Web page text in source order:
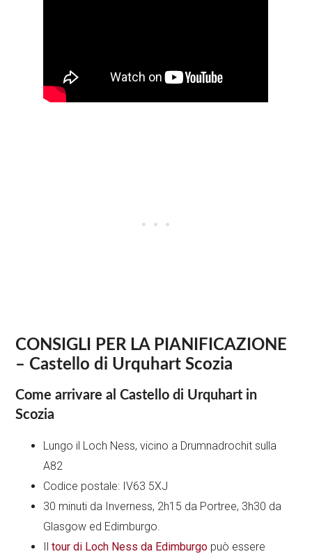
CONSIGLI PER LA PIANIFICAZIONE
– Castello di Urquhart Scozia
Come arrivare al Castello di Urquhart in
Scozia
Lungo il Loch Ness, vicino a Drumnadrochit sulla
A82
Codice postale: IV63 5XJ
30 minuti da Inverness, 2h15 da Portree, 3h30 da
Glasgow ed Edimburgo.
Iltour di Loch Ness da Edimburgo può essere